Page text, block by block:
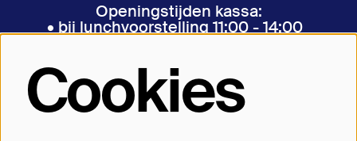
Openingstijden kassa:
• bij lunchvoorstelling 11:00 - 14:00
Cookies